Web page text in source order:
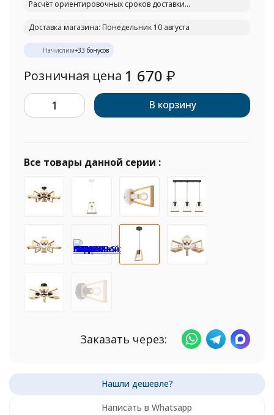
Расчёт ориентировочных сроков доставки...
Доставка магазина: Понедельник 10 августа
Начислим+33 бонусов
Розничная цена 1 670 ₽
В корзину
Все товары данной серии :
Заказать через:
Написать в Whatsapp